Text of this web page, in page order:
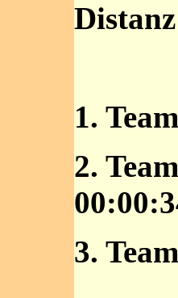
1.
2.
3.